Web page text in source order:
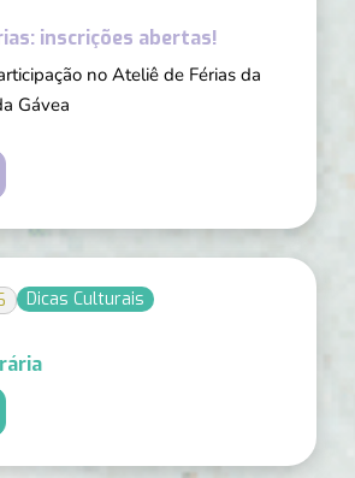
inscrições abertas!
no Ateliê de Férias da
Gávea
Dicas Culturais